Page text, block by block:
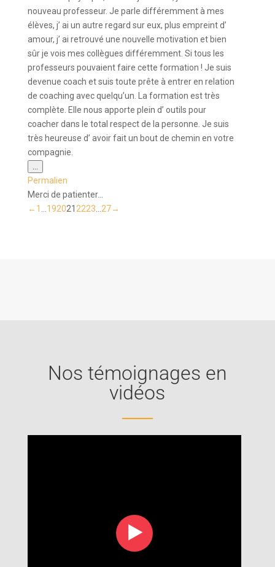
nouveau professeur. Je parle différemment à mes
élèves, j’ ai un autre regard sur eux, plus empreint d’
amour, j’ ai retrouvé une nouvelle motivation et bien
sûr je vois mes collègues différemment. Si tous les
professeurs pouvaient faire cette formation ! Je suis
devenue coach et suis toute prête à entrer en relation
de coaching avec quelqu’un. La formation est très
complète. Elle nous apporte plein d’ outils pour
coacher dans le total respect de la personne. Je suis
très heureuse d’ avoir fait un bout de chemin en votre
compagnie.
cette
boîte
méta.
Permalien
Merci de patienter...
Navigation
←1 192021 2223 27→
Nos témoignages en
vidéos
‣